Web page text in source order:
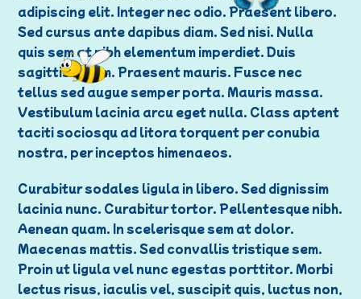
adipiscing elit. Integer nec odio. Praesent libero.
Sed cursus ante dapibus diam. Sed nisi. Nulla
quis sem at nibh elementum imperdiet. Duis
sagittis ipsum. Praesent mauris. Fusce nec
tellus sed augue semper porta. Mauris massa.
Vestibulum lacinia arcu eget nulla. Class aptent
taciti sociosqu ad litora torquent per conubia
nostra, per inceptos himenaeos.
Curabitur sodales ligula in libero. Sed dignissim
lacinia nunc. Curabitur tortor. Pellentesque nibh.
Aenean quam. In scelerisque sem at dolor.
Maecenas mattis. Sed convallis tristique sem.
Proin ut ligula vel nunc egestas porttitor. Morbi
lectus risus, iaculis vel, suscipit quis, luctus non,